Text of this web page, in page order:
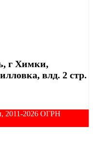
г Химки,
влд. 2 стр.
2011-2026 ОГРН